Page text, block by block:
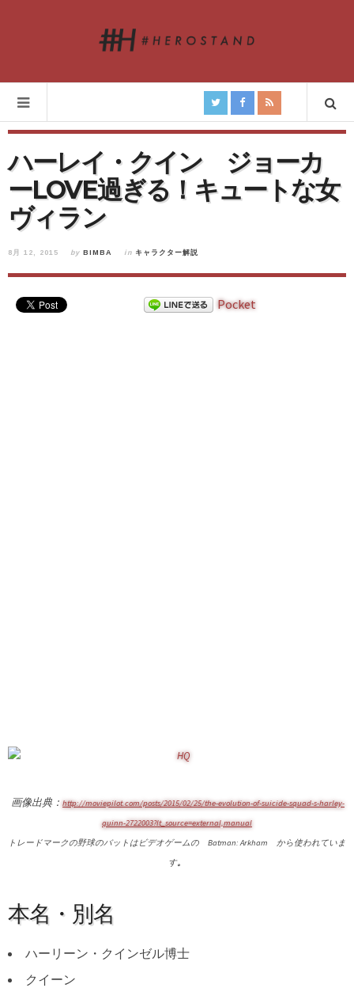
ハーレイ・クイン ジョーカ
ーLOVE過ぎる！キュートな女
ヴィラン
8月 12, 2015 by BIMBA in キャラクター解説
Pocket
画像出典：http://moviepilot.com/posts/2015/02/25/the-evolution-of-suicide-squad-s-harley-
quinn-2722003?lt_source=external,manual
トレードマークの野球のバットはビデオゲームの Batman: Arkham から使われていま
す。
本名・別名
ハーリーン・クインゼル博士
クイーン